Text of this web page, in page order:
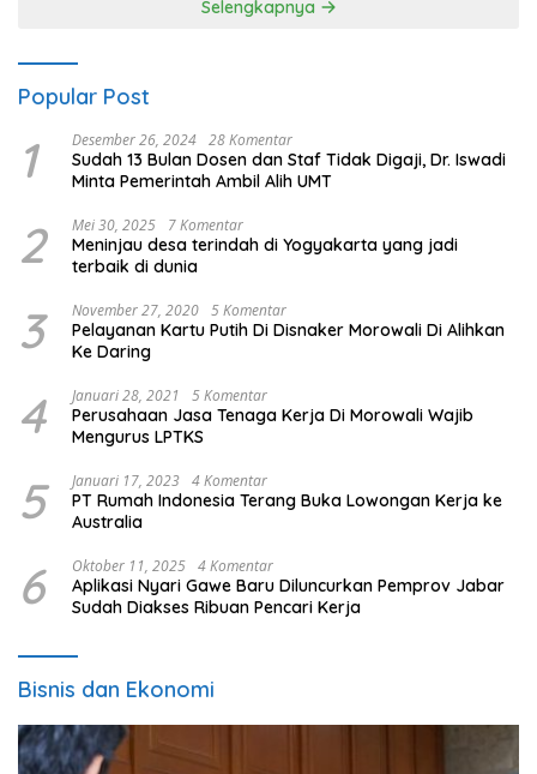
Selengkapnya
Popular Post
1 Desember 26, 2024 28 Komentar
Sudah 13 Bulan Dosen dan Staf Tidak Digaji, Dr. Iswadi
Minta Pemerintah Ambil Alih UMT
2 Mei 30, 2025 7 Komentar
Meninjau desa terindah di Yogyakarta yang jadi
terbaik di dunia
3 November 27, 2020 5 Komentar
Pelayanan Kartu Putih Di Disnaker Morowali Di Alihkan
Ke Daring
4 Januari 28, 2021 5 Komentar
Perusahaan Jasa Tenaga Kerja Di Morowali Wajib
Mengurus LPTKS
5 Januari 17, 2023 4 Komentar
PT Rumah Indonesia Terang Buka Lowongan Kerja ke
Australia
6 Oktober 11, 2025 4 Komentar
Aplikasi Nyari Gawe Baru Diluncurkan Pemprov Jabar
Sudah Diakses Ribuan Pencari Kerja
Bisnis dan Ekonomi